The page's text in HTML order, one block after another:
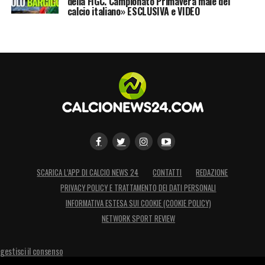
calcio italiano» ESCLUSIVA e VIDEO
SCARICA L’APP DI CALCIO NEWS 24 CONTATTI
REDAZIONE
PRIVACY POLICY E TRATTAMENTO DEI DATI PERSONALI
INFORMATIVA ESTESA SUI COOKIE (COOKIE POLICY)
NETWORK SPORT REVIEW
gestisci il consenso